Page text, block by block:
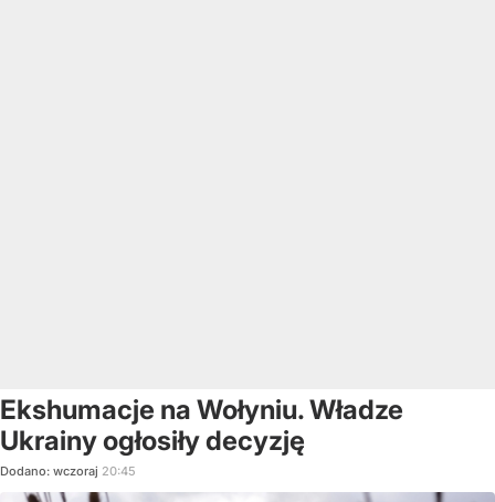
Ekshumacje na Wołyniu. Władze
Ukrainy ogłosiły decyzję
Dodano: wczoraj 20:45